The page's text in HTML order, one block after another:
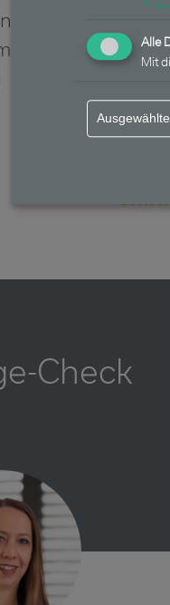
n-tv Geldanlage-
Check
Alle
Mit